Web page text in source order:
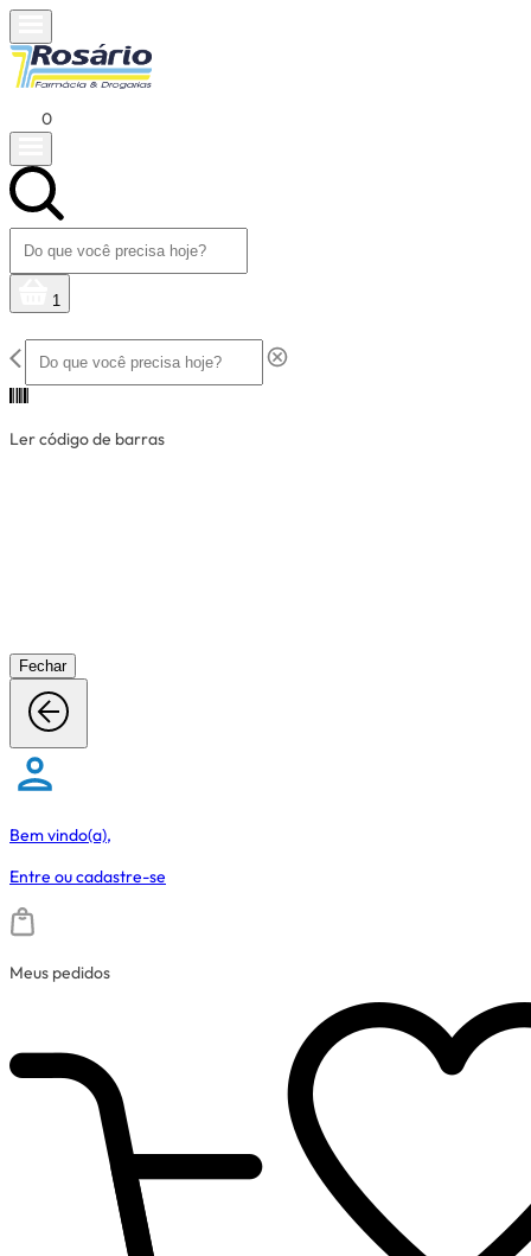
0
1
Ler código de barras
Fechar
Bem vindo(a),
Entre oucadastre-se
Meus pedidos